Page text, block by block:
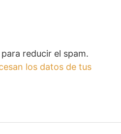
reducir el spam.
los datos de tus